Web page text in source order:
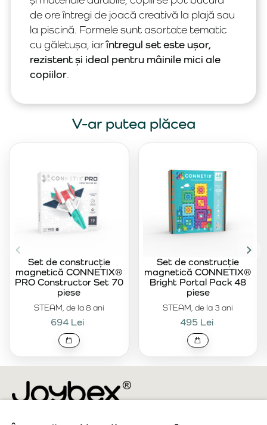
de ore întregi de joacă creativă la plajă sau
la piscină. Formele sunt asortate tematic
cu găletușa, iarîntregul set este ușor,
rezistent și ideal pentru mâinile mici ale
copiilor.
V-ar putea plăcea
STEAM, de la 8 ani
Set de construcție
magnetică CONNETIX®
PRO Constructor Set 70
piese
694 Lei
STEAM, de la 3 ani
Set de construcție
magnetică CONNETIX®
Bright Portal Pack 48
piese
495 Lei